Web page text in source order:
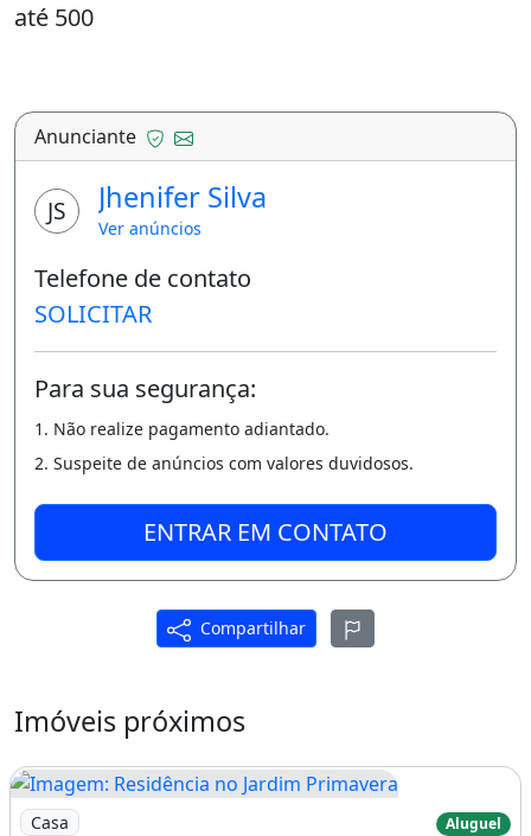
até 500
Anunciante
JS Jhenifer Silva
Ver anúncios
Telefone de contato
SOLICITAR
Para sua segurança:
1. Não realize pagamento adiantado.
2. Suspeite de anúncios com valores duvidosos.
ENTRAR EM CONTATO
Compartilhar
Imóveis próximos
Imagem: Residência no Jardim Primavera
Casa Aluguel